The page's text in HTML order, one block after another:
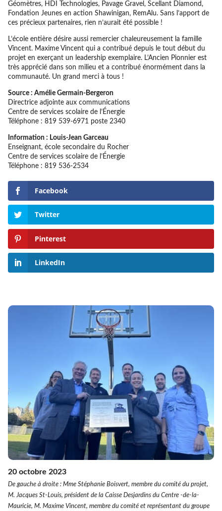
Géomètres, HDI Technologies, Pavage Gravel, Scellant Diamond,
Fondation Jeunes en action Shawinigan, RemAlu. Sans l’apport de
ces précieux partenaires, rien n’aurait été possible !
L’école entière désire aussi remercier chaleureusement la famille
Vincent. Maxime Vincent qui a contribué depuis le tout début du
projet en exerçant un leadership exemplaire. L’Ancien Pionnier est
très apprécié dans son milieu et a contribué énormément dans la
communauté. Un grand merci à tous !
Source : Amélie Germain-Bergeron
Directrice adjointe aux communications
Centre de services scolaire de l’Énergie
Téléphone : 819 539-6971 poste 2340
Information : Louis-Jean Garceau
Enseignant, école secondaire du Rocher
Centre de services scolaire de l’Énergie
Téléphone : 819 536-2534
Facebook
Twitter
Pinterest
LinkedIn
20 octobre 2023
De gauche à droite : Mme Stéphanie Boisvert, membre du comité du projet,
M. Jacques St-Louis, président de la Caisse Desjardins du Centre -de-la-
Mauricie, M. Maxime Vincent, membre du comité et représentant du groupe